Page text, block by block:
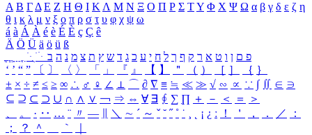
Α Β ΓΔ Ε Ζ Η Θ Ι ΚΛ Μ Ν Ξ Ο Π Ρ Σ ΤΥ Φ Χ Ψ Ω α β γ δ ε ζ η
θ ι κ λ μ ν ξ ο π ρ σ τ υ φ χ ψ ω
á à Á À é è É È ç Ç ê
Ä Ö Ü ä ö ü ß
ִֶֹ ֻּ ׁׂ פ ם ן ו ט א ר ק ף ך ל ח י ע כ ג ד ש ץ ת צ מ נ ה ב
‘ ’ “ ” 〔 〕 〈 〉 「 」 『 』 【 】 ＂ （ ） ［ ］ ｛ ｝
± × ÷ ≠ ≤ ≥ ∞ ∴ ♂ ♀ ∠ ⊥ ⌒ ∂ ∇ ≡ ≒ ≪ ≫ √ ∽ ∝ ∵ ∫ ∬ ∈ ∋
⊆ ⊇ ⊂ ⊃ ∪ ∩ ∧ ∨ ￢ ⇒ ⇔ ∀ ∃ ∮ ∑ ∏ ＋ － ＜ ＝
＞
、
。 · ‥ … ¨ 〃 ― ＼ ∼ ´ ～ ˇ ˘ ˝ ˚ ˙ ¸ ¡ ¿ ː ！ ＇ ， ． ／
：
；
？ ＾ ｀